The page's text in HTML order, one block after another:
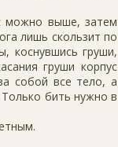
можно выше, затем
лишь скользит по
коснувшись груши,
груши корпус
собой все тело, а
бить нужно в